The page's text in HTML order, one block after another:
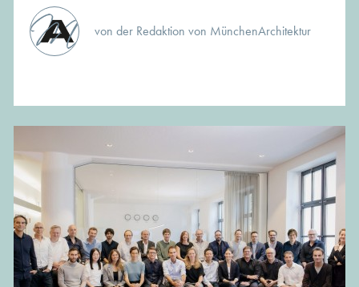
von der Redaktion von MünchenArchitektur